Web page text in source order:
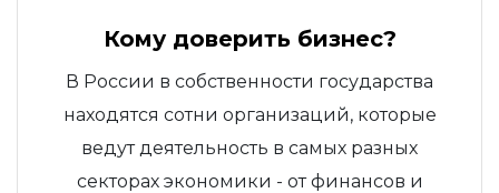
Кому доверить бизнес?
В России в собственности государства
находятся сотни организаций, которые
ведут деятельность в самых разных
секторах экономики - от финансов и